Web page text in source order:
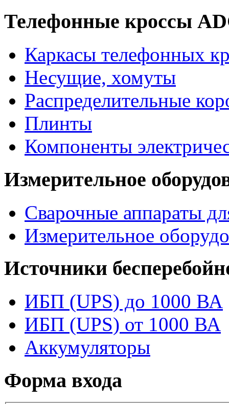
Телефонные кроссы
Каркасы телефонных
Несущие, хомуты
Распределительные
Плинты
Компоненты
Измерительное
Сварочные аппараты
Измерительное
Источники
ИБП (UPS) до 1000 ВА
ИБП (UPS) от 1000 ВА
Аккумуляторы
Форма входа